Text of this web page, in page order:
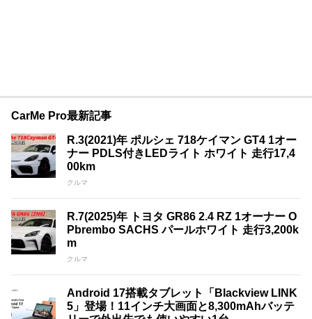
CarMe Pro最新記事
R.3(2021)年 ポルシェ 718ケイマン GT4 1オー
ナー PDLS付きLEDライト ホワイト 走行17,4
00km
クルマ
R.7(2025)年 トヨタ GR86 2.4 RZ 1オーナー O
Pbrembo SACHS パールホワイト 走行3,200k
m
クルマ
Android 17搭載タブレット「Blackview LINK
5」登場！11インチ大画面と8,300mAhバッテ